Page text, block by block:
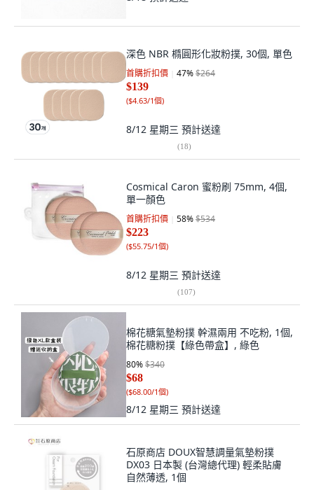
深色 NBR 橢圓形化妝粉撲, 30個, 單色
首購折扣價 47%$264
$139
($4.63/1個)
8/12 星期三 預計送達
(18)
Cosmical Caron 蜜粉刷 75mm, 4個,
單一顏色
首購折扣價 58%$534
$223
($55.75/1個)
8/12 星期三 預計送達
(107)
棉花糖氣墊粉撲 幹濕兩用 不吃粉, 1個,
棉花糖粉撲【綠色帶盒】, 綠色
80%$340
$68
($68.00/1個)
8/12 星期三 預計送達
石原商店 DOUX智慧調量氣墊粉撲
DX03 日本製 (台灣總代理) 輕柔貼膚
自然薄透, 1個